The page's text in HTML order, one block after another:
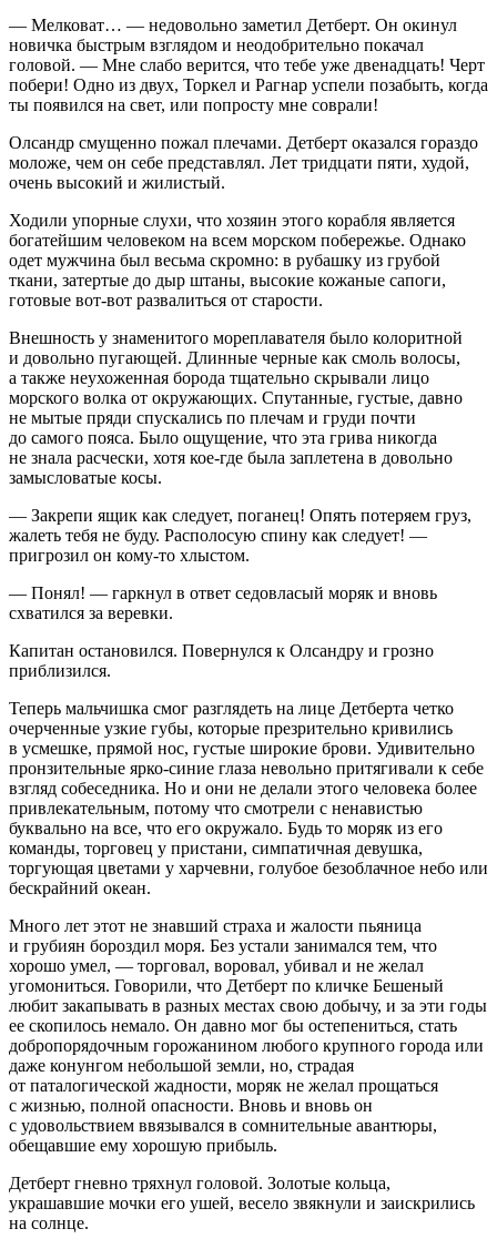
— Мелковат… — недовольно заметил Детберт. Он окинул
новичка быстрым взглядом и неодобрительно покачал
головой. — Мне слабо верится, что тебе уже двенадцать! Черт
побери! Одно из двух, Торкел и Рагнар успели позабыть, когда
ты появился на свет, или попросту мне соврали!
Олсандр смущенно пожал плечами. Детберт оказался гораздо
моложе, чем он себе представлял. Лет тридцати пяти, худой,
очень высокий и жилистый.
Ходили упорные слухи, что хозяин этого корабля является
богатейшим человеком на всем морском побережье. Однако
одет мужчина был весьма скромно: в рубашку из грубой
ткани, затертые до дыр штаны, высокие кожаные сапоги,
готовые вот-вот развалиться от старости.
Внешность у знаменитого мореплавателя было колоритной
и довольно пугающей. Длинные черные как смоль волосы,
а также неухоженная борода тщательно скрывали лицо
морского волка от окружающих. Спутанные, густые, давно
не мытые пряди спускались по плечам и груди почти
до самого пояса. Было ощущение, что эта грива никогда
не знала расчески, хотя кое-где была заплетена в довольно
замысловатые косы.
— Закрепи ящик как следует, поганец! Опять потеряем груз,
жалеть тебя не буду. Располосую спину как следует! —
пригрозил он кому-то хлыстом.
— Понял! — гаркнул в ответ седовласый моряк и вновь
схватился за веревки.
Капитан остановился. Повернулся к Олсандру и грозно
приблизился.
Теперь мальчишка смог разглядеть на лице Детберта четко
очерченные узкие губы, которые презрительно кривились
в усмешке, прямой нос, густые широкие брови. Удивительно
пронзительные ярко-синие глаза невольно притягивали к себе
взгляд собеседника. Но и они не делали этого человека более
привлекательным, потому что смотрели с ненавистью
буквально на все, что его окружало. Будь то моряк из его
команды, торговец у пристани, симпатичная девушка,
торгующая цветами у харчевни, голубое безоблачное небо или
бескрайний океан.
Много лет этот не знавший страха и жалости пьяница
и грубиян бороздил моря. Без устали занимался тем, что
хорошо умел, — торговал, воровал, убивал и не желал
угомониться. Говорили, что Детберт по кличке Бешеный
любит закапывать в разных местах свою добычу, и за эти годы
ее скопилось немало. Он давно мог бы остепениться, стать
добропорядочным горожанином любого крупного города или
даже конунгом небольшой земли, но, страдая
от паталогической жадности, моряк не желал прощаться
с жизнью, полной опасности. Вновь и вновь он
с удовольствием ввязывался в сомнительные авантюры,
обещавшие ему хорошую прибыль.
Детберт гневно тряхнул головой. Золотые кольца,
украшавшие мочки его ушей, весело звякнули и заискрились
на солнце.